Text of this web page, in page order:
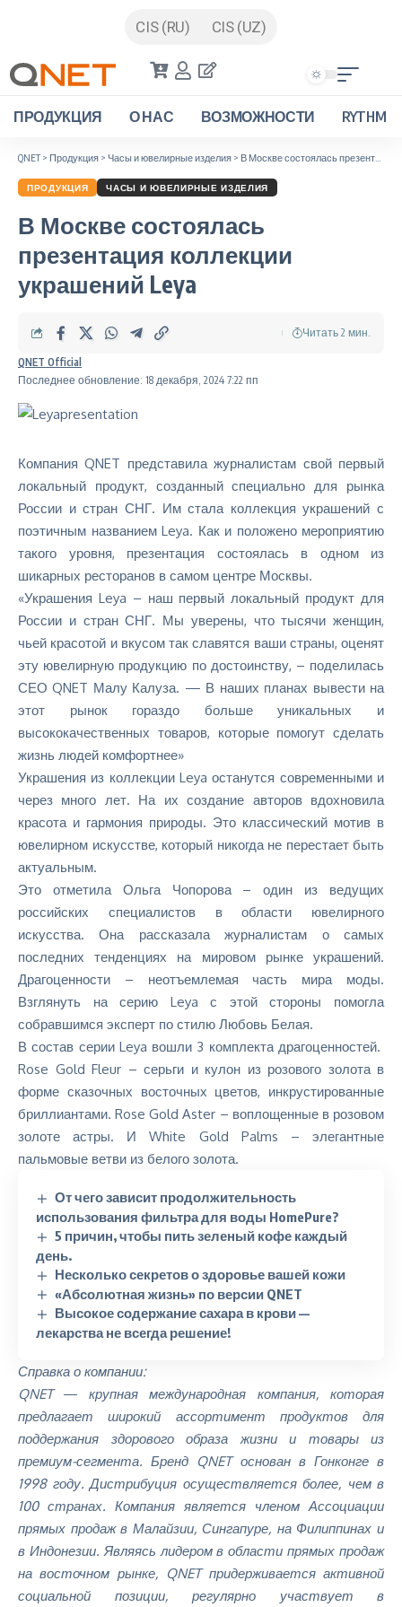
CIS (RU) CIS (UZ)
ПРОДУКЦИЯ О НАС ВОЗМОЖНОСТИ RYTHM
QNET> Продукция > Часы и ювелирные изделия > В Москве состоялась презентация коллекции украшений Leya
ПРОДУКЦИЯ ЧАСЫ И ЮВЕЛИРНЫЕ ИЗДЕЛИЯ
В Москве состоялась
презентация коллекции
украшений Leya
Последнее обновление: 18 декабря, 2024 7:22 пп
QNET Official
Читать 2 мин.
Компания QNET представила журналистам свой первый
локальный продукт, созданный специально для рынка
России и стран СНГ. Им стала коллекция украшений с
поэтичным названием Leya. Как и положено мероприятию
такого уровня, презентация состоялась в одном из
шикарных ресторанов в самом центре Москвы.
«Украшения Leya – наш первый локальный продукт для
России и стран СНГ. Мы уверены, что тысячи женщин,
чьей красотой и вкусом так славятся ваши страны, оценят
эту ювелирную продукцию по достоинству, – поделилась
СЕО QNET Малу Калуза. — В наших планах вывести на
этот рынок гораздо больше уникальных и
высококачественных товаров, которые помогут сделать
жизнь людей комфортнее»
Украшения из коллекции Leya останутся современными и
через много лет. На их создание авторов вдохновила
красота и гармония природы. Это классический мотив в
ювелирном искусстве, который никогда не перестает быть
актуальным.
Это отметила Ольга Чопорова – один из ведущих
российских специалистов в области ювелирного
искусства. Она рассказала журналистам о самых
последних тенденциях на мировом рынке украшений.
Драгоценности – неотъемлемая часть мира моды.
Взглянуть на серию Leya с этой стороны помогла
собравшимся эксперт по стилю Любовь Белая.
В состав серии Leya вошли 3 комплекта драгоценностей.
Rose Gold Fleur – серьги и кулон из розового золота в
форме сказочных восточных цветов, инкрустированные
бриллиантами. Rose Gold Aster – воплощенные в розовом
золоте астры. И White Gold Palms – элегантные
пальмовые ветви из белого золота.
От чего зависит продолжительность
использования фильтра для воды HomePure?
5 причин, чтобы пить зеленый кофе каждый
день.
Несколько секретов о здоровье вашей кожи
«Абсолютная жизнь» по версии QNET
Высокое содержание сахара в крови —
лекарства не всегда решение!
Справка о компании:
QNET ― крупная международная компания, которая
предлагает широкий ассортимент продуктов для
поддержания здорового образа жизни и товары из
премиум-сегмента. Бренд QNET основан в Гонконге в
1998 году. Дистрибуция осуществляется более, чем в
100 странах. Компания является членом Ассоциации
прямых продаж в Малайзии, Сингапуре, на Филиппинах и
в Индонезии. Являясь лидером в области прямых продаж
на восточном рынке, QNET придерживается активной
социальной позиции, регулярно участвует в